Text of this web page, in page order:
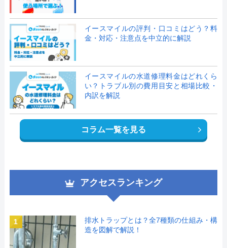
イースマイルの評判・口コミはどう？料
金・対応・注意点を中立的に解説
イースマイルの水道修理料金はどれくら
い？トラブル別の費用目安と相場比較・
内訳を解説
コラム一覧を見る
アクセスランキング
1
排水トラップとは？全7種類の仕組み・構
造を図解で解説！